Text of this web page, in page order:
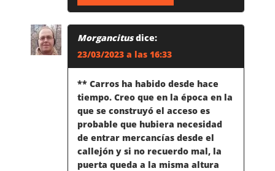
Morgancitus dice:
23/03/2023 a las 16:33
** Carros ha habido desde hace
tiempo. Creo que en la época en la
que se construyó el acceso es
probable que hubiera necesidad
de entrar mercancías desde el
callejón y si no recuerdo mal, la
puerta queda a la misma altura